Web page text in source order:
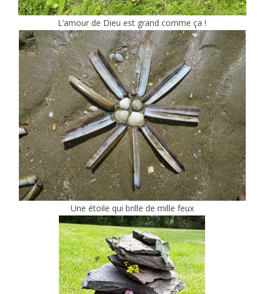
L’amour de Dieu est grand comme ça !
Une étoile qui brille de mille feux